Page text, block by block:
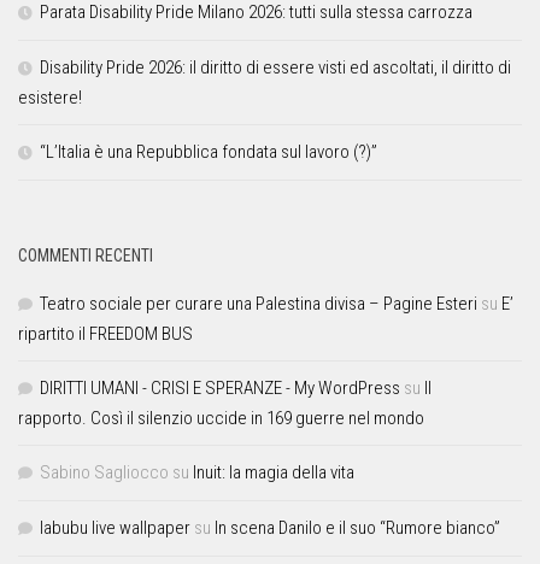
Parata Disability Pride Milano 2026: tutti sulla stessa carrozza
Disability Pride 2026: il diritto di essere visti ed ascoltati, il diritto di
esistere!
“L’Italia è una Repubblica fondata sul lavoro (?)”
COMMENTI RECENTI
Teatro sociale per curare una Palestina divisa – Pagine Esteri su E’
ripartito il FREEDOM BUS
DIRITTI UMANI - CRISI E SPERANZE - My WordPress su
rapporto. Così il silenzio uccide in 169 guerre nel mondo
Sabino Sagliocco su Inuit: la magia della vita
labubu live wallpaper su In scena Danilo e il suo “Rumore bianco”